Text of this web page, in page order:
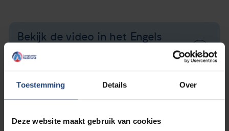
Toestemming Details Over
Deze website maakt gebruik van cookies
Bekijk de video in het Engels
of Turks
Op de pagina over weefselonderzoek
Lees het boekje "Longkanker,
Lees de PDF